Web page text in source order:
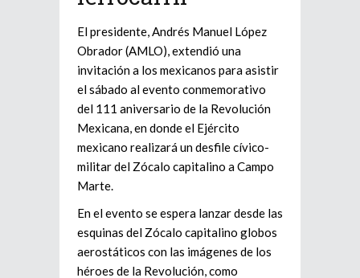
El presidente, Andrés Manuel López
Obrador (AMLO), extendió una
invitación a los mexicanos para asistir
el sábado al evento conmemorativo
del 111 aniversario de la Revolución
Mexicana, en donde el Ejército
mexicano realizará un desfile cívico-
militar del Zócalo capitalino a Campo
Marte.
En el evento se espera lanzar desde las
esquinas del Zócalo capitalino globos
aerostáticos con las imágenes de los
héroes de la Revolución, como